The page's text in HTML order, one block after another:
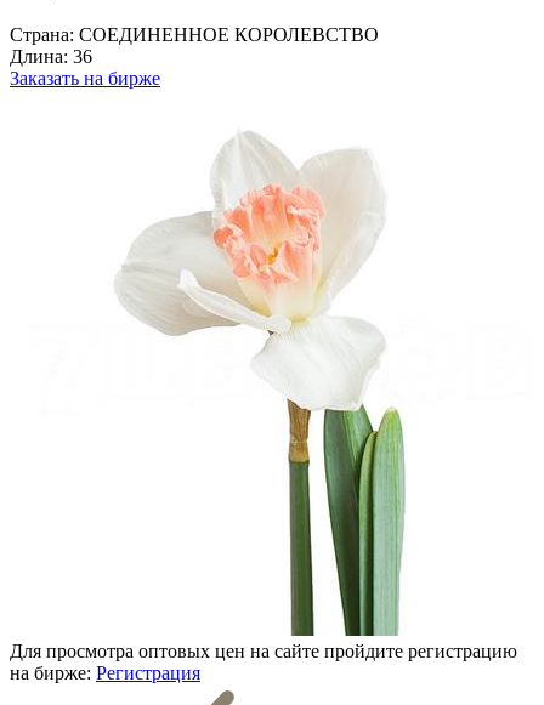
Страна: СОЕДИНЕННОЕ КОРОЛЕВСТВО
Длина: 36
Заказать на бирже
Для просмотра оптовых цен на сайте пройдите регистрацию
на бирже: Регистрация